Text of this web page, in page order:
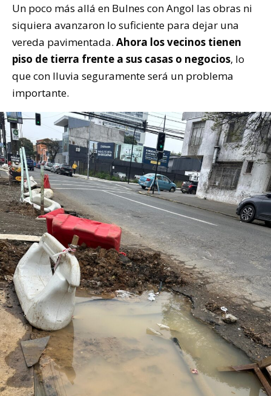
Un poco más allá en Bulnes con Angol las obras ni
siquiera avanzaron lo suficiente para dejar una
vereda pavimentada. Ahora los vecinos tienen
piso de tierra frente a sus casas o negocios, lo
que con lluvia seguramente será un problema
importante.